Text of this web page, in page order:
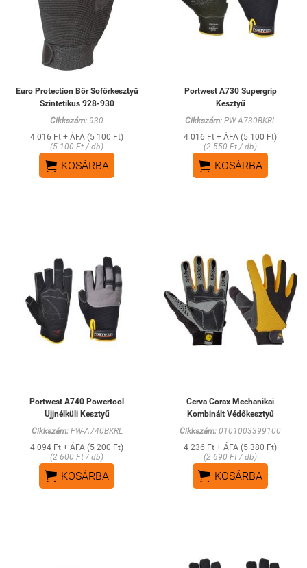
Euro Protection Bőr Sofőrkesztyű
Szintetikus 928-930
Cikkszám: 930
4 016 Ft + ÁFA (5 100 Ft)
(5 100 Ft / db)
 KOSÁRBA
Portwest A730 Supergrip
Kesztyű
Cikkszám:PW-A730BKRL
4 016 Ft + ÁFA (5 100 Ft)
(2 550 Ft / db)
 KOSÁRBA
Portwest A740 Powertool
Ujjnélküli Kesztyű
Cikkszám:PW-A740BKRL
4 094 Ft + ÁFA (5 200 Ft)
(2 600 Ft / db)
 KOSÁRBA
Cerva Corax Mechanikai
Kombinált Védőkesztyű
Cikkszám: 0101003399100
4 236 Ft + ÁFA (5 380 Ft)
(2 690 Ft / db)
 KOSÁRBA